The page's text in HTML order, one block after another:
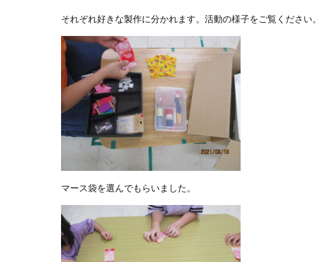
それぞれ好きな製作に分かれます。活動の様子をご覧ください。
マース袋を選んでもらいました。